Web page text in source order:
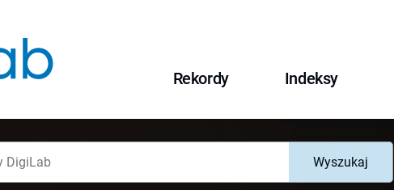
Rekordy Indeksy
Wyszukaj